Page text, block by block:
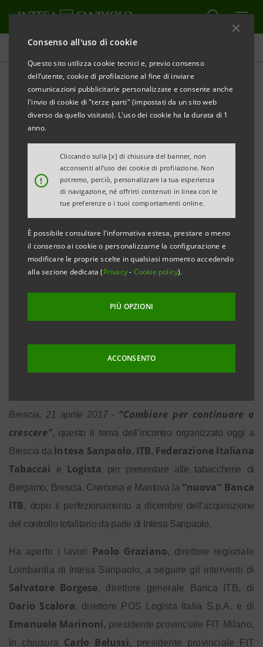
Consenso all'uso di cookie
Questo sito utilizza cookie tecnici e, previo consenso
dell’utente, cookie di profilazione al fine di inviare
comunicazioni pubblicitarie personalizzate e consente anche
l'invio di cookie di "terze parti" (impostati da un sito web
diverso da quello visitato). L'uso dei cookie ha la durata di 1
anno.
!
Cliccando sulla [x] di chiusura del banner, non
acconsenti all’uso dei cookie di profilazione. Non
potremo, perciò, personalizzare la tua esperienza
di navigazione, né offrirti contenuti in linea con le
tue preferenze o i tuoi comportamenti online.
È possibile consultare l'informativa estesa, prestare o meno
il consenso ai cookie o personalizzarne la configurazione e
modificare le proprie scelte in qualsiasi momento accedendo
alla sezione dedicata (Privacy- Cookie policy).
PIÙ OPZIONI
ACCONSENTO
Comunicati stampa
STAMPA
AGGIORNA
INTESA SANPAOLO PRESENTA ANCHE A BRESCIA
LA NUOVA BANCA ITB: 2.400 LE TABACCHERIE GIA’
IN LOMBARDIA
l’arrivo dei servizi di Banca 5
di Intesa Sanpaolo
nelle tabaccherie di tutta Italia
Un’offerta semplice e completa, che include carte di
credito, prestiti, conto corrente, assicurazioni e
province di Bergamo, Brescia, Cremona e Mantova
Brescia, 21 aprile 2017 - “Cambiare per continuare a
crescere”, questo il tema dell’incontro organizzato oggi a
Brescia da Intesa Sanpaolo, ITB, Federazione Italiana
Tabaccai e Logista
per presentare alle tabaccherie di
Bergamo, Brescia, Cremona e Mantova la“nuova” Banca
ITB , dopo il perfezionamento a dicembre dell’acquisizione
del controllo totalitario da parte di Intesa Sanpaolo.
Ha aperto i lavori Paolo Graziano, direttore regionale
Lombardia di Intesa Sanpaolo, a seguire gli interventi di
Salvatore Borgese, direttore generale Banca ITB, di
Dario Scalora , direttore POS Logista Italia S.p.A. e di
Emanuele Marinoni, presidente provinciale FIT Milano.
In chiusura
Carlo Belussi, presidente provinciale FIT